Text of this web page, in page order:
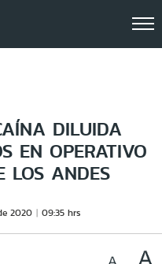
DILUIDA
EN OPERATIVO
LOS ANDES
2020 09:35 hrs